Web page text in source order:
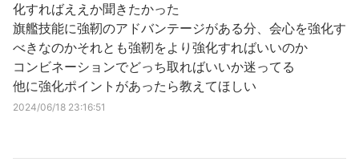
化すればええか聞きたかった
旗艦技能に強靭のアドバンテージがある分、会心を強化す
べきなのかそれとも強靭をより強化すればいいのか
コンビネーションでどっち取ればいいか迷ってる
他に強化ポイントがあったら教えてほしい
2024/06/18 23:16:51